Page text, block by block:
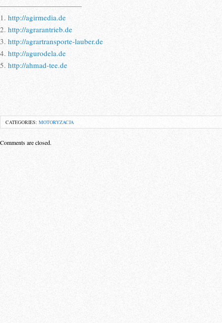
———————————
1. http://agirmedia.de
2. http://agrarantrieb.de
3. http://agrartransporte-lauber.de
4. http://agurodela.de
5. http://ahmad-tee.de
CATEGORIES: MOTORYZACJA
Comments are closed.